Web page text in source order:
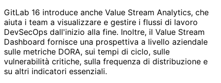
GitLab 16 introduce anche Value Stream Analytics, che
aiuta i team a visualizzare e gestire i flussi di lavoro
DevSecOps dall'inizio alla fine. Inoltre, il Value Stream
Dashboard fornisce una prospettiva a livello aziendale
sulle metriche DORA, sui tempi di ciclo, sulle
vulnerabilità critiche, sulla frequenza di distribuzione e
su altri indicatori essenziali.